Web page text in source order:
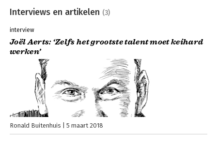
Interviews en artikelen (3)
interview
Joël Aerts: ‘Zelfs het grootste talent moet keihard
werken’
Ronald Buitenhuis 5 maart 2018